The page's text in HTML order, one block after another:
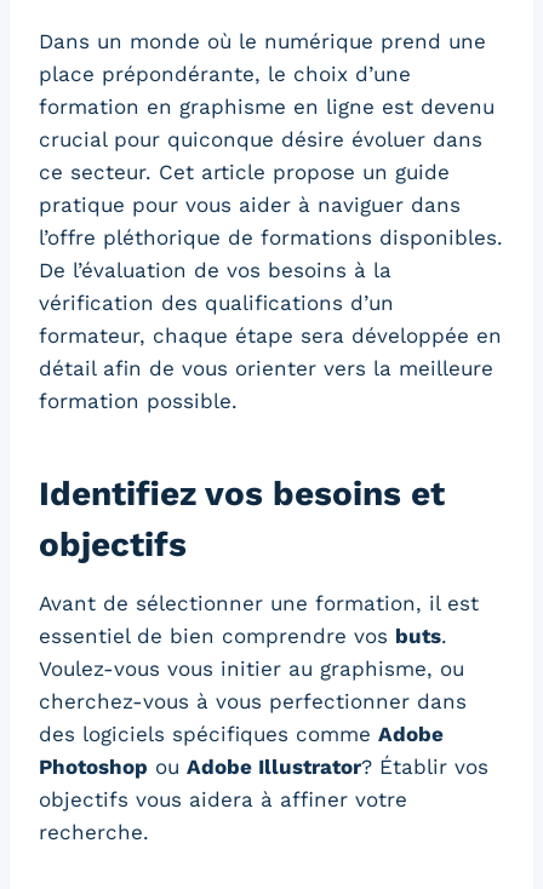
Dans un monde où le numérique prend une
place prépondérante, le choix d’une
formation en graphisme en ligne est devenu
crucial pour quiconque désire évoluer dans
ce secteur. Cet article propose un guide
pratique pour vous aider à naviguer dans
l’offre pléthorique de formations disponibles.
De l’évaluation de vos besoins à la
vérification des qualifications d’un
formateur, chaque étape sera développée en
détail afin de vous orienter vers la meilleure
formation possible.
Identifiez vos besoins et
objectifs
Avant de sélectionner une formation, il est
essentiel de bien comprendre vos buts.
Voulez-vous vous initier au graphisme, ou
cherchez-vous à vous perfectionner dans
des logiciels spécifiques comme Adobe
Photoshop ou Adobe Illustrator? Établir vos
objectifs vous aidera à affiner votre
recherche.